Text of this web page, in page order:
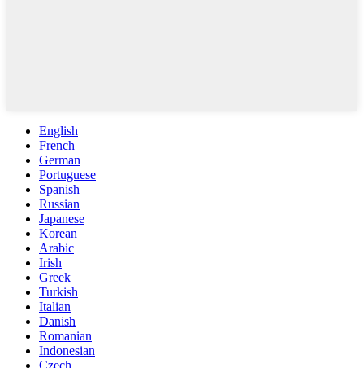
English
French
German
Portuguese
Spanish
Russian
Japanese
Korean
Arabic
Irish
Greek
Turkish
Italian
Danish
Romanian
Indonesian